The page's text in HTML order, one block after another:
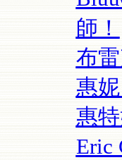
師！
布
惠
惠
Eric